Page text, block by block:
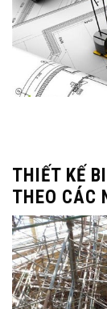
THIẾT KẾ
THEO CÁC